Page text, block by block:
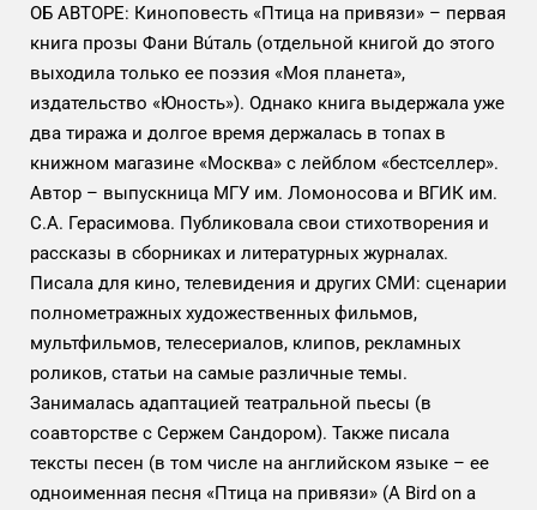
ОБ АВТОРЕ: Киноповесть «Птица на привязи» – первая
книга прозы Фани Вúталь (отдельной книгой до этого
выходила только ее поэзия «Моя планета»,
издательство «Юность»). Однако книга выдержала уже
два тиража и долгое время держалась в топах в
книжном магазине «Москва» с лейблом «бестселлер».
Автор – выпускница МГУ им. Ломоносова и ВГИК им.
С.А. Герасимова. Публиковала свои стихотворения и
рассказы в сборниках и литературных журналах.
Писала для кино, телевидения и других СМИ: сценарии
полнометражных художественных фильмов,
мультфильмов, телесериалов, клипов, рекламных
роликов, статьи на самые различные темы.
Занималась адаптацией театральной пьесы (в
соавторстве с Сержем Сандором). Также писала
тексты песен (в том числе на английском языке – ее
одноименная песня «Птица на привязи» (A Bird on a